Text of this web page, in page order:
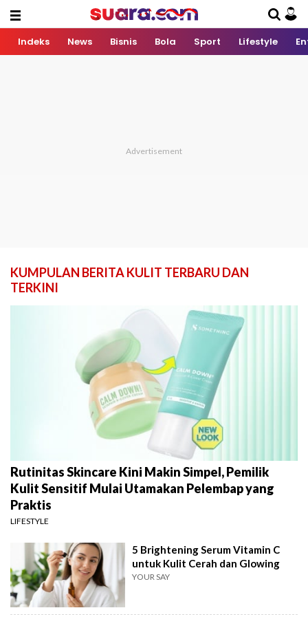
Indeks News Bisnis Bola Sport Lifestyle
KUMPULAN BERITA KULIT TERBARU DAN
TERKINI
Rutinitas Skincare Kini Makin Simpel, Pemilik
Kulit Sensitif Mulai Utamakan Pelembap yang
Praktis
LIFESTYLE
5 Brightening Serum Vitamin C
untuk Kulit Cerah dan Glowing
YOUR SAY